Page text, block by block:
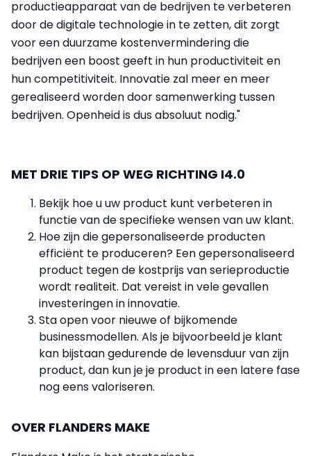
productieapparaat van de bedrijven te verbeteren
door de digitale technologie in te zetten, dit zorgt
voor een duurzame kostenvermindering die
bedrijven een boost geeft in hun productiviteit en
hun competitiviteit. Innovatie zal meer en meer
gerealiseerd worden door samenwerking tussen
bedrijven. Openheid is dus absoluut nodig."
MET DRIE TIPS OP WEG RICHTING I4.0
Bekijk hoe u uw product kunt verbeteren in
functie van de specifieke wensen van uw klant.
Hoe zijn die gepersonaliseerde producten
efficiënt te produceren? Een gepersonaliseerd
product tegen de kostprijs van serieproductie
wordt realiteit. Dat vereist in vele gevallen
investeringen in innovatie.
Sta open voor nieuwe of bijkomende
businessmodellen. Als je bijvoorbeeld je klant
kan bijstaan gedurende de levensduur van zijn
product, dan kun je je product in een latere fase
nog eens valoriseren.
OVER FLANDERS MAKE